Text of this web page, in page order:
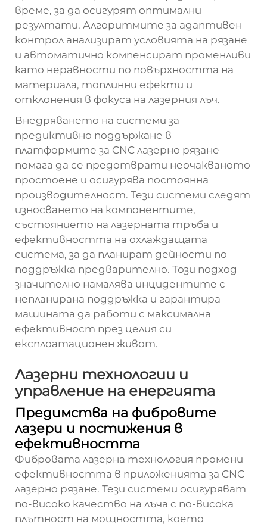
време, за да осигурят оптимални
резултати. Алгоритмите за адаптивен
контрол анализират условията на рязане
и автоматично компенсират променливи
като неравности по повърхността на
материала, топлинни ефекти и
отклонения в фокуса на лазерния лъч.
Внедряването на системи за
предиктивно поддържане в
платформите за CNC лазерно рязане
помага да се предотврати неочакваното
простоене и осигурява постоянна
производителност. Тези системи следят
износването на компонентите,
състоянието на лазерната тръба и
ефективността на охлаждащата
система, за да планират дейности по
поддръжка предварително. Този подход
значително намалява инцидентите с
непланирана поддръжка и гарантира
машината да работи с максимална
ефективност през целия си
експлоатационен живот.
Лазерни технологии и
управление на енергията
Предимства на фибровите
лазери и постижения в
ефективността
Фибровата лазерна технология промени
ефективността в приложенията за CNC
лазерно рязане. Тези системи осигуряват
по-високо качество на лъча с по-висока
плътност на мощността, което